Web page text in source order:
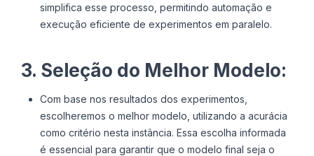
simplifica esse processo, permitindo automação e
execução eficiente de experimentos em paralelo.
3. Seleção do Melhor Modelo:
Com base nos resultados dos experimentos,
escolheremos o melhor modelo, utilizando a acurácia
como critério nesta instância. Essa escolha informada
é essencial para garantir que o modelo final seja o